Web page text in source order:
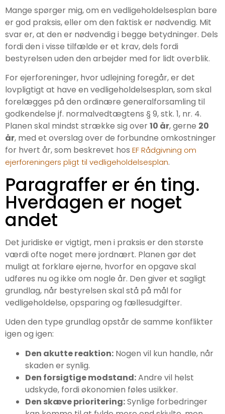
Mange spørger mig, om en vedligeholdelsesplan bare
er god praksis, eller om den faktisk er nødvendig. Mit
svar er, at den er nødvendig i begge betydninger. Dels
fordi den i visse tilfælde er et krav, dels fordi
bestyrelsen uden den arbejder med for lidt overblik.
For ejerforeninger, hvor udlejning foregår, er det
lovpligtigt at have en vedligeholdelsesplan, som skal
forelægges på den ordinære generalforsamling til
godkendelse jf. normalvedtægtens § 9, stk. 1, nr. 4.
Planen skal mindst strække sig over10 år, gerne 20
år, med et overslag over de forbundne omkostninger
for hvert år, som beskrevet hos EF Rådgivning om
ejerforeningers pligt til vedligeholdelsesplan.
Paragraffer er én ting.
Hverdagen er noget
andet
Det juridiske er vigtigt, men i praksis er den største
værdi ofte noget mere jordnært. Planen gør det
muligt at forklare ejerne, hvorfor en opgave skal
udføres nu og ikke om nogle år. Den giver et sagligt
grundlag, når bestyrelsen skal stå på mål for
vedligeholdelse, opsparing og fællesudgifter.
Uden den type grundlag opstår de samme konflikter
igen og igen:
Den akutte reaktion: Nogen vil kun handle, når
skaden er synlig.
Den forsigtige modstand:Andre vil helst
udskyde, fordi økonomien føles usikker.
Den skæve prioritering:Synlige forbedringer